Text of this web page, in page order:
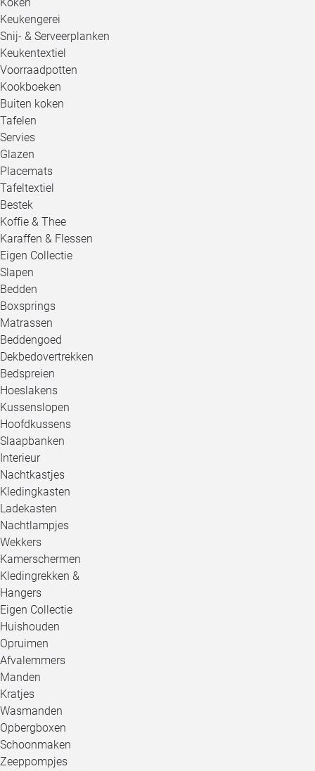
Keukengerei
Snij- & Serveerplanken
Keukentextiel
Voorraadpotten
Kookboeken
Buiten koken
Tafelen
Servies
Glazen
Placemats
Tafeltextiel
Bestek
Koffie & Thee
Karaffen & Flessen
Eigen Collectie
Slapen
Bedden
Boxsprings
Matrassen
Beddengoed
Dekbedovertrekken
Bedspreien
Hoeslakens
Kussenslopen
Hoofdkussens
Slaapbanken
Interieur
Nachtkastjes
Kledingkasten
Ladekasten
Nachtlampjes
Wekkers
Kamerschermen
Kledingrekken &
Hangers
Eigen Collectie
Huishouden
Opruimen
Afvalemmers
Manden
Kratjes
Wasmanden
Opbergboxen
Schoonmaken
Zeeppompjes